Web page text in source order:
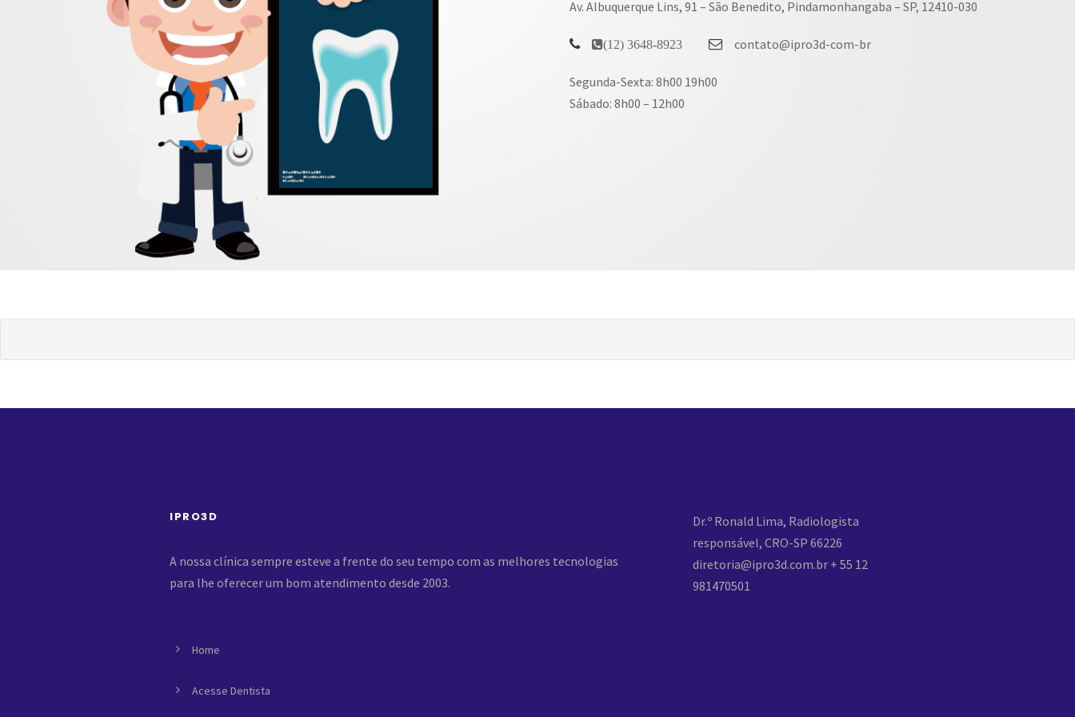
Av. Albuquerque Lins, 91 – São Benedito, Pindamonhangaba – SP, 12410-030
(12) 3648-8923 contato@ipro3d-com-br
Segunda-Sexta: 8h00 19h00
Sábado: 8h00 – 12h00
IPRO3D
A nossa clínica sempre esteve a frente do seu tempo com as melhores tecnologias
para lhe oferecer um bom atendimento desde 2003.
Home
Acesse Dentista
Dr.º Ronald Lima, Radiologista
responsável, CRO-SP 66226
diretoria@ipro3d.com.br + 55 12
981470501